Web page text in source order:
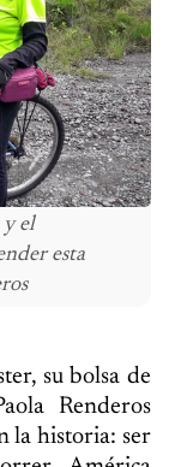
y el
esta
su bolsa de
Renderos
la historia: ser